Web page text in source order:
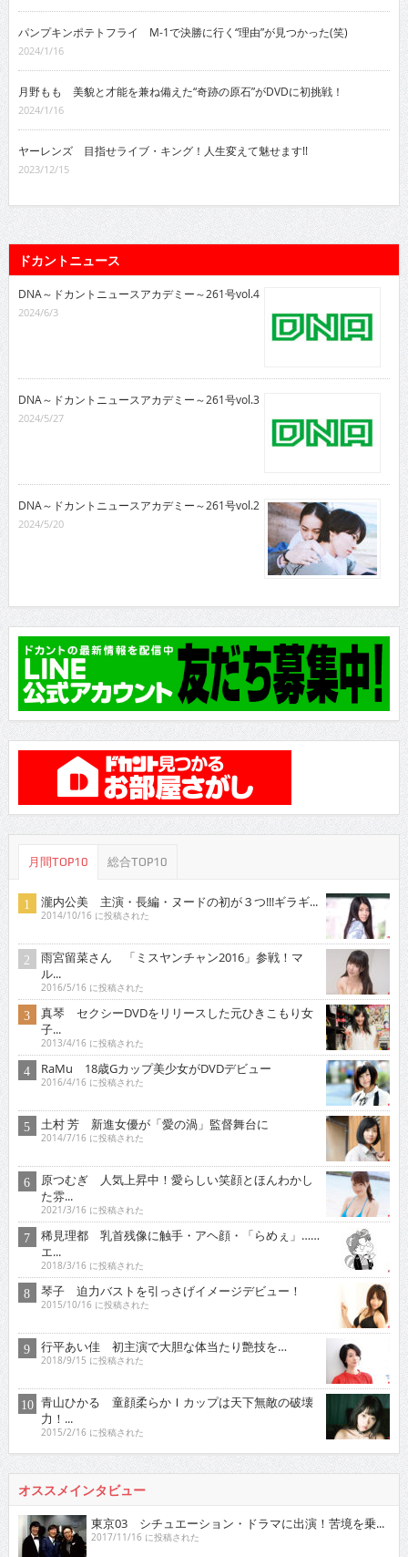
パンプキンポテトフライ M-1で決勝に行く“理由”が見つかった(笑)
2024/1/16
月野もも 美貌と才能を兼ね備えた“奇跡の原石”がDVDに初挑戦！
2024/1/16
ヤーレンズ 目指せライブ・キング！人生変えて魅せます!!
2023/12/15
ドカントニュース
DNA～ドカントニュースアカデミー～261号vol.4
2024/6/3
DNA～ドカントニュースアカデミー～261号vol.3
2024/5/27
DNA～ドカントニュースアカデミー～261号vol.2
2024/5/20
月間TOP10 総合TOP10
瀧内公美 主演・長編・ヌードの初が３つ!!!ギラギ...
2014/10/16 に投稿された
雨宮留菜さん 「ミスヤンチャン2016」参戦！マ
ル...
2016/5/16 に投稿された
真琴 セクシーDVDをリリースした元ひきこもり女
子...
2013/4/16 に投稿された
RaMu 18歳Gカップ美少女がDVDデビュー
2016/4/16 に投稿された
土村 芳 新進女優が「愛の渦」監督舞台に
2014/7/16 に投稿された
原つむぎ 人気上昇中！愛らしい笑顔とほんわかし
た雰...
2021/3/16 に投稿された
稀見理都 乳首残像に触手・アヘ顔・「らめぇ」……
エ...
2018/3/16 に投稿された
琴子 迫力バストを引っさげイメージデビュー！
2015/10/16 に投稿された
行平あい佳 初主演で大胆な体当たり艶技を…
2018/9/15 に投稿された
青山ひかる 童顔柔らかＩカップは天下無敵の破壊
力！...
2015/2/16 に投稿された
オススメインタビュー
東京03 シチュエーション・ドラマに出演！苦境を乗...
2017/11/16 に投稿された